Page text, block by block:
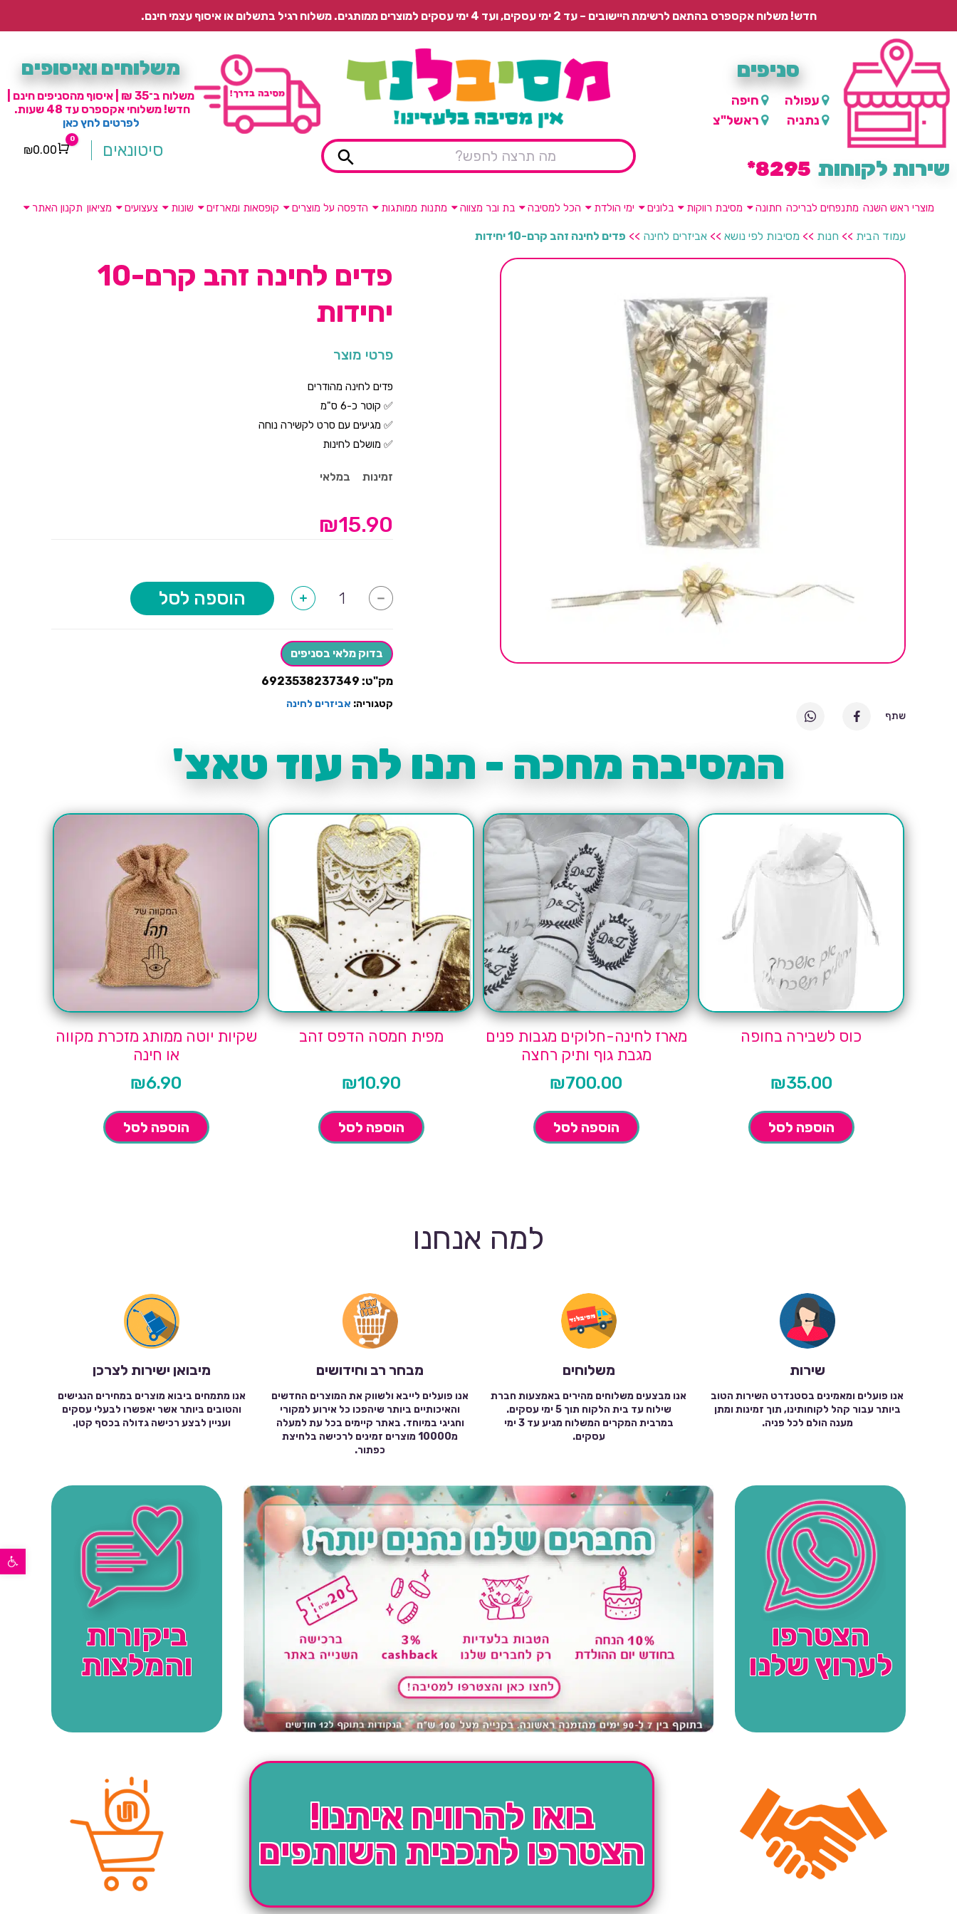
פתח סרגל נגישות
חדש! משלוח אקספרס בהתאם לרשימת היישובים – עד 2 ימי עסקים, ועד 4 ימי עסקים למוצרים ממותגים. משלוח רגיל בתשלום או איסוף עצמי חינם.
סניפים
עפולה
חיפה
נתניה
ראשל"צ
שירות לקוחות 8295*
משלוחים ואיסופים
משלוח ב־35 ₪ | איסוף מהסניפים חינם |
חדש! משלוחי אקספרס עד 48 שעות.
לפרטים לחץ כאן
סיטונאים Cart
0
₪0.00
מוצרי ראש השנה מתנפחים לבריכה חתונה מסיבת רווקות בלונים ימי הולדת הכל למסיבה בת ובר מצווה מתנות ממותגות הדפסה על מוצרים קופסאות ומארזים שונות צעצועים מציאון תקנון האתר
עמוד הבית >> חנות >> מסיבות לפי נושא >> אביזרים לחינה >> פדים לחינה זהב קרם-10 יחידות
שתף
פדים לחינה זהב קרם-10
יחידות
פרטי מוצר
פדים לחינה מהודרים
✅ קוטר כ-6 ס"מ
✅ מגיעים עם סרט לקשירה נוחה
✅ מושלם לחינות
זמינות במלאי
₪15.90
-
של
קרם-10
יחידות
+ הוספה לסל
בדוק מלאי בסניפים
מק"ט: 6923538237349
קטגוריה: אביזרים לחינה
המסיבה מחכה - תנו לה עוד טאצ'
כוס לשבירה בחופה
₪35.00
הוספה לסל
מארז לחינה-חלוקים מגבות פנים
מגבת גוף ותיק רחצה
₪700.00
הוספה לסל
מפית חמסה הדפס זהב
₪10.90
הוספה לסל
שקיות יוטה ממותג מזכרת מקווה
או חינה
₪6.90
הוספה לסל
למה אנחנו
שירות
אנו פועלים ומאמינים בסטנדרט השירות הטוב
ביותר עבור קהל לקוחותינו, תוך זמינות ומתן
מענה הולם לכל פניה.
משלוחים
אנו מבצעים משלוחים מהירים באמצעות חברת
שילוח עד בית הלקוח תוך 5 ימי עסקים.
במרבית המקרים המשלוח מגיע עד 3 ימי
עסקים.
מבחר רב וחידושים
אנו פועלים לייבא ולשווק את המוצרים החדשים
והאיכותיים ביותר שיהפכו כל אירוע למקורי
וחגיגי במיוחד. באתר קיימים בכל עת למעלה
מ10000 מוצרים זמינים לרכישה בלחיצת
כפתור.
מיבואן ישירות לצרכן
אנו מתמחים ביבוא מוצרים במחירים הנגישים
והטובים ביותר אשר יאפשרו לבעלי עסקים
ועניין לבצע רכישה גדולה בכסף קטן.
הצטרפו
לערוץ שלנו
ביקורות
והמלצות
בואו להרוויח איתנו!
הצטרפו לתכנית השותפים